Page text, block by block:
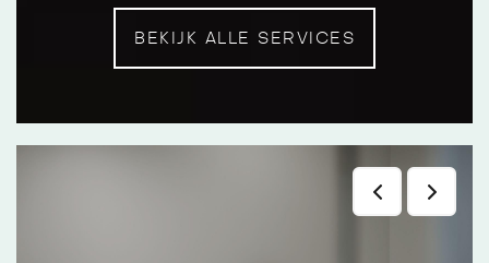
BEKIJK ALLE SERVICES
Werkplaatsafspraak plannen